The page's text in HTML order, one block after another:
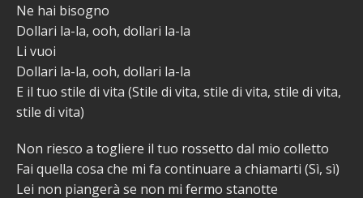
Ne hai bisogno
Dollari la-la, ooh, dollari la-la
Li vuoi
Dollari la-la, ooh, dollari la-la
E il tuo stile di vita (Stile di vita, stile di vita, stile di vita,
stile di vita)
Non riesco a togliere il ​​tuo rossetto dal mio colletto
Fai quella cosa che mi fa continuare a chiamarti (Sì, sì)
Lei non piangerà se non mi fermo stanotte